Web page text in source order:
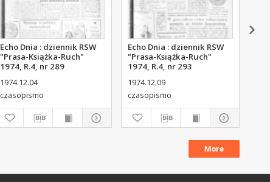
Echo Dnia : dziennik RSW
"Prasa-Książka-Ruch"
1974, R.4, nr 289
1974.12.04
czasopismo
Echo Dnia : dziennik RSW
"Prasa-Książka-Ruch"
1974, R.4, nr 293
1974.12.09
czasopismo
More